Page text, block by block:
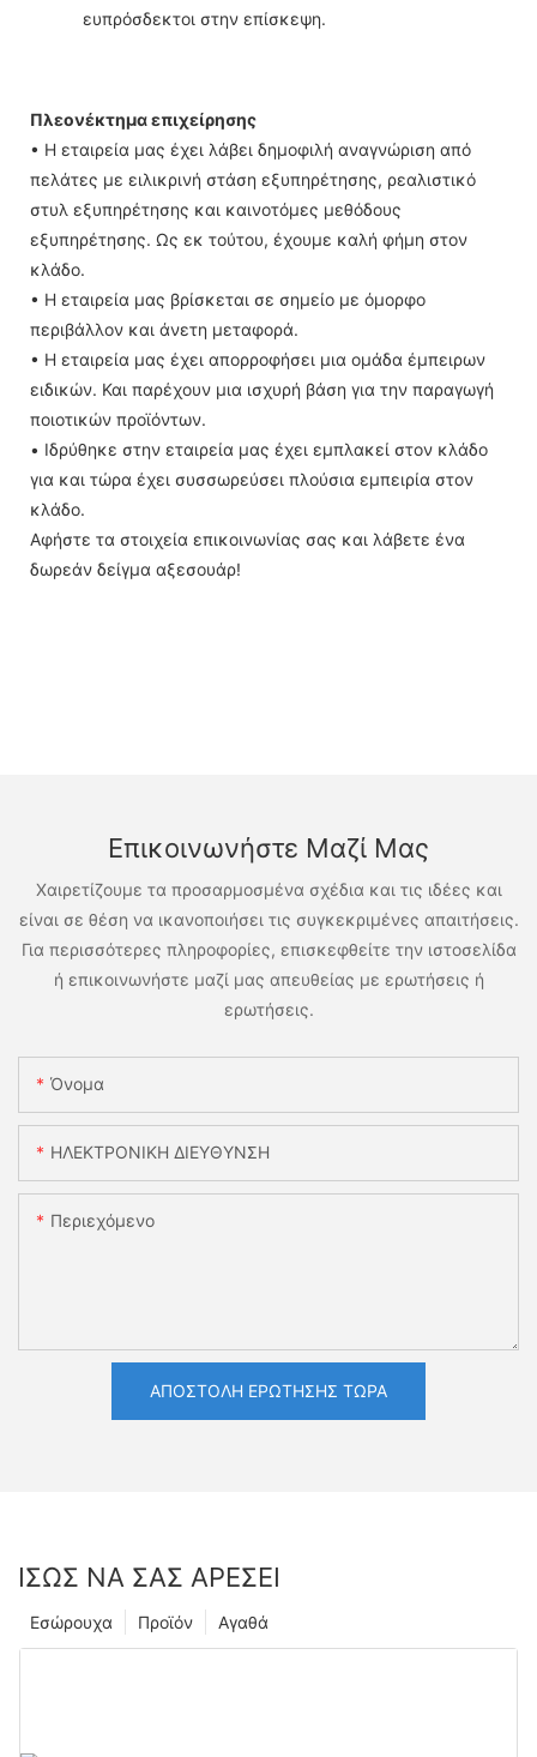
ευπρόσδεκτοι στην επίσκεψη.
Πλεονέκτημα επιχείρησης
• Η εταιρεία μας έχει λάβει δημοφιλή αναγνώριση από
πελάτες με ειλικρινή στάση εξυπηρέτησης, ρεαλιστικό
στυλ εξυπηρέτησης και καινοτόμες μεθόδους
εξυπηρέτησης. Ως εκ τούτου, έχουμε καλή φήμη στον
κλάδο.
• Η εταιρεία μας βρίσκεται σε σημείο με όμορφο
περιβάλλον και άνετη μεταφορά.
• Η εταιρεία μας έχει απορροφήσει μια ομάδα έμπειρων
ειδικών. Και παρέχουν μια ισχυρή βάση για την παραγωγή
ποιοτικών προϊόντων.
• Ιδρύθηκε στην εταιρεία μας έχει εμπλακεί στον κλάδο
για και τώρα έχει συσσωρεύσει πλούσια εμπειρία στον
κλάδο.
Αφήστε τα στοιχεία επικοινωνίας σας και λάβετε ένα
δωρεάν δείγμα αξεσουάρ!
Επικοινωνήστε Μαζί Μας
Χαιρετίζουμε τα προσαρμοσμένα σχέδια και τις ιδέες και
είναι σε θέση να ικανοποιήσει τις συγκεκριμένες απαιτήσεις.
Για περισσότερες πληροφορίες, επισκεφθείτε την ιστοσελίδα
ή επικοινωνήστε μαζί μας απευθείας με ερωτήσεις ή
ερωτήσεις.
Όνομα
ΗΛΕΚΤΡΟΝΙΚΗ ΔΙΕΥΘΥΝΣΗ
Περιεχόμενο
ΑΠΟΣΤΟΛΉ ΕΡΏΤΗΣΗΣ ΤΏΡΑ
ΊΣΩΣ ΝΑ ΣΑΣ ΑΡΈΣΕΙ
Αγαθά
Προϊόν
Εσώρουχα